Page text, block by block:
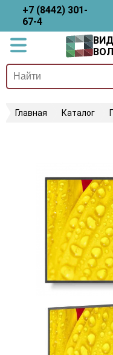
+7 (8442) 301-
67-4
Главная Каталог